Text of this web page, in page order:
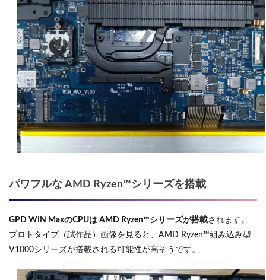
パワフルな AMD Ryzen™シリーズを搭載
GPD WIN MaxのCPUは AMD Ryzen™シリーズが搭載されます。
プロトタイプ（試作品）画像を見ると、AMD Ryzen™組み込み型
V1000シリーズが搭載される可能性が高そうです。